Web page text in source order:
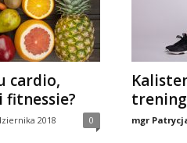
cardio,
fitnessie?
2018 0 mgr